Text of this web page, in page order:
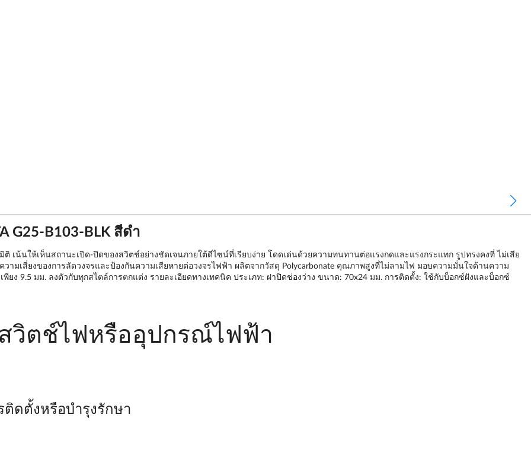
G25-B103-BLK สีดำ
น้นให้เห็นสถานะเปิด-ปิดของสวิตช์อย่างชัดเจนภายใต้ดีไซน์ที่เรียบง่าย โดดเด่นด้วยความทนทานต่อแรงกดและแรงกระแทก รูปทรงคงที่ ไม่เสีย
มเสี่ยงของการลัดวงจรและป้องกันความเสียหายต่อวงจรไฟฟ้า ผลิตจากวัสดุ Polycarbonate คุณภาพสูงที่ไม่ลามไฟ มอบความมั่นใจด้านความ
ยง 9.5 มม. ลงตัวกับทุกสไตล์การตกแต่ง รายละเอียดทางเทคนิค ประเภท: ฝาปิดช่องว่าง ขนาด: 70x24 มม. การติดตั้ง: ใช้กับบ็อกซ์ฝังและบ็อกซ์
วิตช์ไฟหรืออุปกรณ์ไฟฟ้า
ดตั้งหรือบำรุงรักษา